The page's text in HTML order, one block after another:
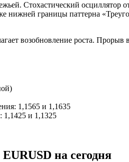
Стохастический
нижней границы паттерна
возобновление роста.
1,1565 и 1,1635
и 1,1325
на сегодня